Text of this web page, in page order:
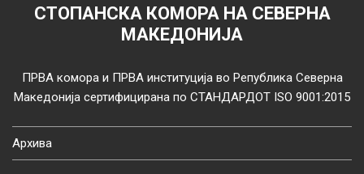
СТОПАНСКА КОМОРА НА СЕВЕРНА
МАКЕДОНИЈА
ПРВА комора и ПРВА институција во Република Северна
Македонија сертифицирана по СТАНДАРДОТ ISO 9001:2015
Архива